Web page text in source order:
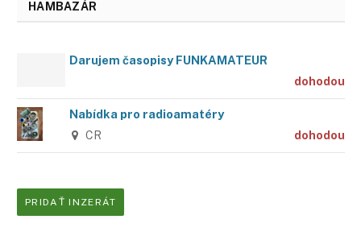
HAMBAZÁR
Darujem časopisy FUNKAMATEUR
dohodou
Nabídka pro radioamatéry
CR dohodou
PRIDAŤ INZERÁT